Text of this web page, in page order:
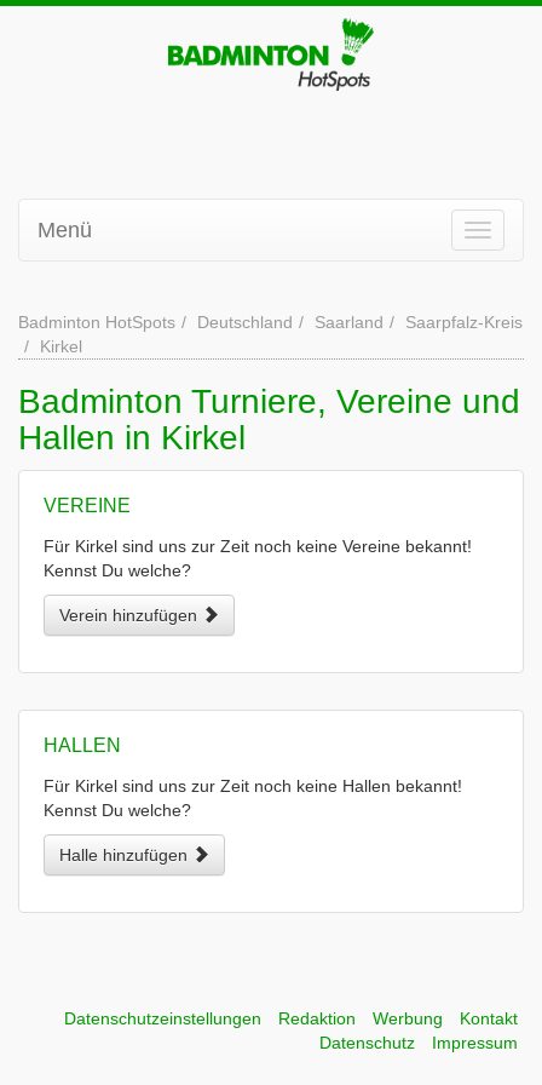
Menü
Badminton HotSpots Deutschland Saarland
Saarpfalz-Kreis
Kirkel
Badminton Turniere, Vereine und
Hallen in Kirkel
VEREINE
Für Kirkel sind uns zur Zeit noch keine Vereine bekannt!
Kennst Du welche?
Verein hinzufügen
HALLEN
Für Kirkel sind uns zur Zeit noch keine Hallen bekannt!
Kennst Du welche?
Halle hinzufügen
Datenschutzeinstellungen Redaktion Werbung
Kontakt
Datenschutz
Impressum